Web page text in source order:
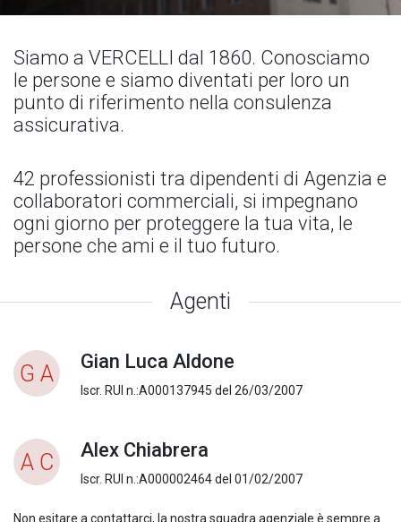
Siamo a VERCELLI dal 1860. Conosciamo
le persone e siamo diventati per loro un
punto di riferimento nella consulenza
assicurativa.
42 professionisti tra dipendenti di Agenzia e
collaboratori commerciali, si impegnano
ogni giorno per proteggere la tua vita, le
persone che ami e il tuo futuro.
Agenti
G A Gian Luca Aldone
Iscr. RUI n.:A000137945 del 26/03/2007
A C Alex Chiabrera
Iscr. RUI n.:A000002464 del 01/02/2007
Non esitare a contattarci, la nostra squadra agenziale è sempre a